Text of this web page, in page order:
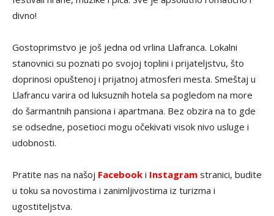
divno!
Gostoprimstvo je još jedna od vrlina Llafranca. Lokalni
stanovnici su poznati po svojoj toplini i prijateljstvu, što
doprinosi opuštenoj i prijatnoj atmosferi mesta. Smeštaj u
Llafrancu varira od luksuznih hotela sa pogledom na more
do šarmantnih pansiona i apartmana. Bez obzira na to gde
se odsedne, posetioci mogu očekivati visok nivo usluge i
udobnosti.
Pratite nas na našoj Facebook i Instagram stranici, budite
u toku sa novostima i zanimljivostima iz turizma i
ugostiteljstva.